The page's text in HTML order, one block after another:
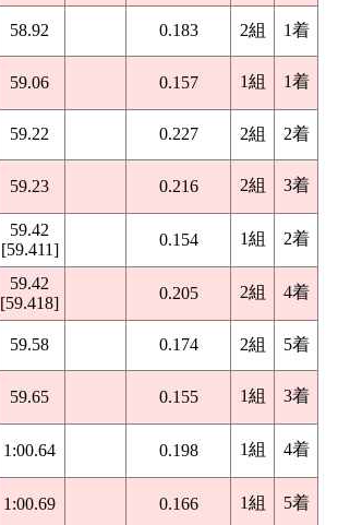
58.92 0.183 2組 1着
59.06 0.157 1組 1着
59.22 0.227 2組 2着
59.23 0.216 2組 3着
59.42
[59.411]
0.154 1組 2着
59.42
[59.418]
0.205 2組 4着
59.58 0.174 2組 5着
59.65 0.155 1組 3着
1:00.64 0.198 1組 4着
1:00.69 0.166 1組 5着